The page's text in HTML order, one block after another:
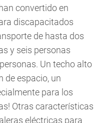
convertido en
discapacitados
de hasta dos
y seis personas
Un techo alto
de espacio, un
para los
Otras características
eléctricas para